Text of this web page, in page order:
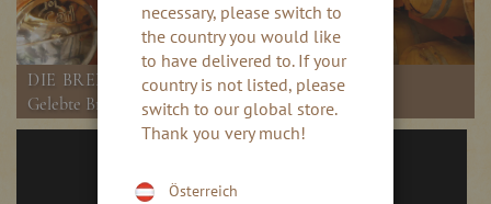
DIE BRENNEREI - UNSER HERZSTÜCK
Gelebte Brennkunst in vierter Generation
necessary, please switch to
the country you would like
to have delivered to. If your
country is not listed, please
switch to our global store.
Thank you very much!
Österreich